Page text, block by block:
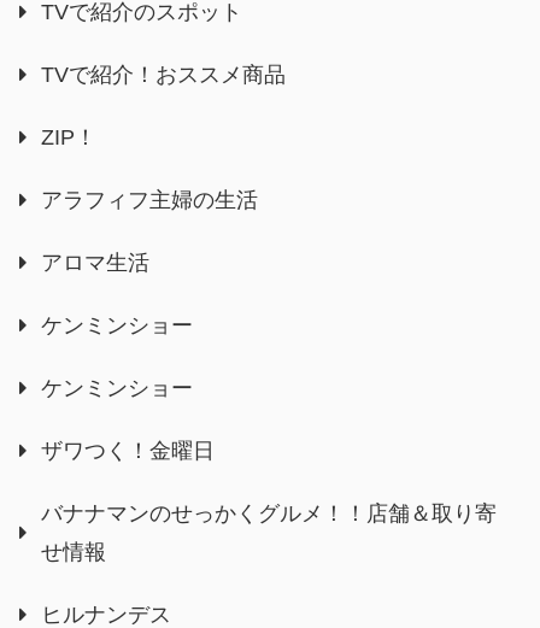
TVで紹介のスポット
TVで紹介！おススメ商品
ZIP！
アラフィフ主婦の生活
アロマ生活
ケンミンショー
ケンミンショー
ザワつく！金曜日
バナナマンのせっかくグルメ！！店舗＆取り寄
せ情報
ヒルナンデス